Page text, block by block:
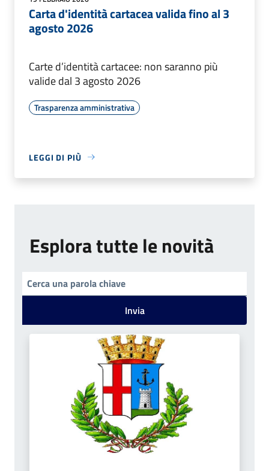
Carta d'identità cartacea valida fino al 3
agosto 2026
Carte d’identità cartacee: non saranno più
valide dal 3 agosto 2026
Trasparenza amministrativa
LEGGI DI PIÙ
Esplora tutte le novità
Invia